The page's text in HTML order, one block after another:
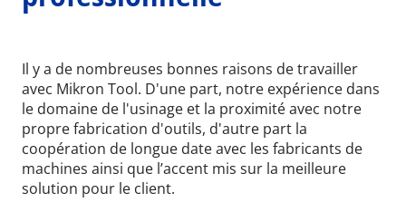
Il y a de nombreuses bonnes raisons de travailler
avec Mikron Tool. D'une part, notre expérience dans
le domaine de l'usinage et la proximité avec notre
propre fabrication d'outils, d'autre part la
coopération de longue date avec les fabricants de
machines ainsi que l’accent mis sur la meilleure
solution pour le client.